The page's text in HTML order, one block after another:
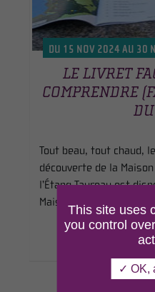
DU 15 NOV 2024 AU 30
LE LIVRET
COMPRENDRE
Tout beau, tout chaud,
découverte de la
l’Étang Taureau est
Maison du Tourisme, à
This site uses
you control
✓ OK,